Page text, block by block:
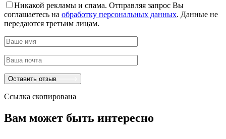
Никакой рекламы и спама. Отправляя запрос Вы
соглашаетесь на обработку персональных данных. Данные не
передаются третьим лицам.
Оставить отзыв
Ссылка скопирована
Вам может быть интересно